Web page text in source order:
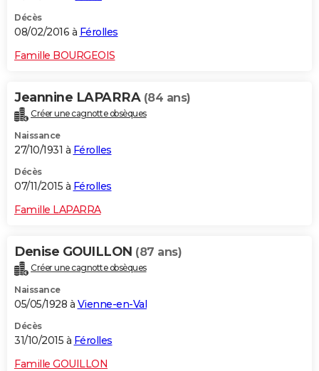
Décès
08/02/2016 à Férolles
Famille BOURGEOIS
Jeannine LAPARRA (84 ans)
Créer une cagnotte obsèques
Naissance
27/10/1931 à Férolles
Décès
07/11/2015 à Férolles
Famille LAPARRA
Denise GOUILLON (87 ans)
Créer une cagnotte obsèques
Naissance
05/05/1928 à Vienne-en-Val
Décès
31/10/2015 à Férolles
Famille GOUILLON